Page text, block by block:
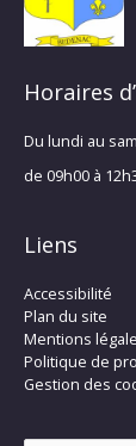
Horaires
Du lundi au
de 09h00 à
Liens
Accessibilité
Plan du site
Mentions
Politique de
Gestion des